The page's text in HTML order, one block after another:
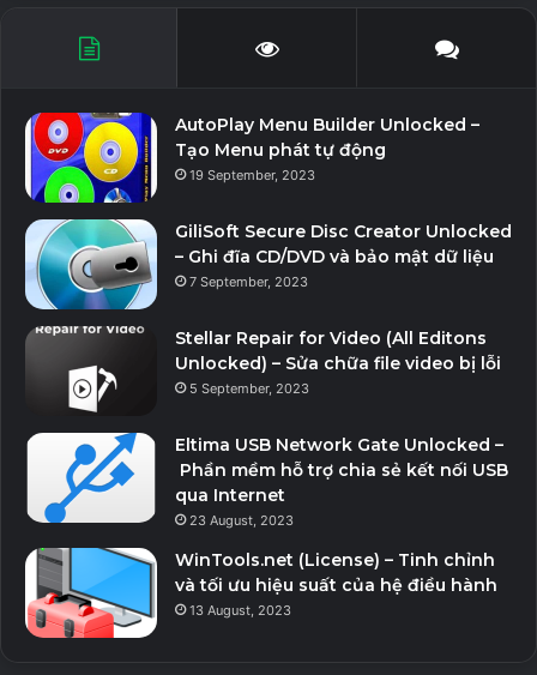
AbbyyFineReaderCorporate15.0.114.4683_TryRooM.rar
AbbyyFineReaderCorporate15.0.114.4683_WithMed.rar
AutoPlay Menu Builder Unlocked –
Tạo Menu phát tự động
19 September, 2023
GiliSoft Secure Disc Creator Unlocked
– Ghi đĩa CD/DVD và bảo mật dữ liệu
7 September, 2023
Stellar Repair for Video (All Editons
Unlocked) – Sửa chữa file video bị lỗi
5 September, 2023
Eltima USB Network Gate Unlocked –
Phần mềm hỗ trợ chia sẻ kết nối USB
qua Internet
23 August, 2023
WinTools.net (License) – Tinh chỉnh
và tối ưu hiệu suất của hệ điều hành
13 August, 2023